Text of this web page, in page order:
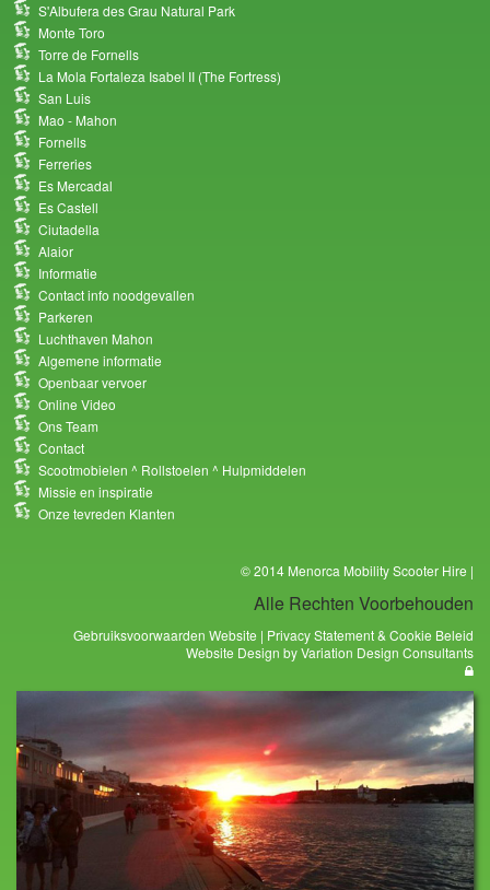
S'Albufera des Grau Natural Park
Monte Toro
Torre de Fornells
La Mola Fortaleza Isabel II (The Fortress)
San Luis
Mao - Mahon
Fornells
Ferreries
Es Mercadal
Es Castell
Ciutadella
Alaior
Informatie
Contact info noodgevallen
Parkeren
Luchthaven Mahon
Algemene informatie
Openbaar vervoer
Online Video
Ons Team
Contact
Scootmobielen ^ Rollstoelen ^ Hulpmiddelen
Missie en inspiratie
Onze tevreden Klanten
© 2014 Menorca Mobility Scooter Hire |
Alle Rechten Voorbehouden
Gebruiksvoorwaarden Website | Privacy Statement & Cookie Beleid
Website Design by Variation Design Consultants
